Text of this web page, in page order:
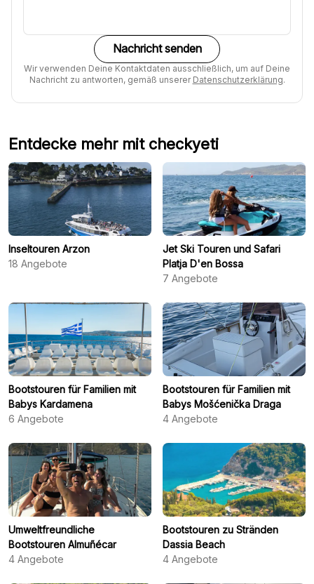
Nachricht senden
Wir verwenden Deine Kontaktdaten ausschließlich, um auf Deine
Nachricht zu antworten, gemäß unserer Datenschutzerklärung.
Entdecke mehr mit checkyeti
Inseltouren Arzon
18 Angebote
Jet Ski Touren und Safari
Platja D'en Bossa
7 Angebote
Bootstouren für Familien mit
Babys Kardamena
6 Angebote
Bootstouren für Familien mit
Babys Mošćenička Draga
4 Angebote
Umweltfreundliche
Bootstouren Almuñécar
4 Angebote
Bootstouren zu Stränden
Dassia Beach
4 Angebote